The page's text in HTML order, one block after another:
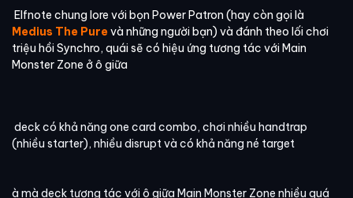
Elfnote chung lore với bọn Power Patron (hay còn gọi là
Medius The Purevà những người bạn) và đánh theo lối chơi
triệu hồi Synchro, quái sẽ có hiệu ứng tương tác với Main
Monster Zone ở ô giữa
deck có khả năng one card combo, chơi nhiều handtrap
(nhiều starter), nhiều disrupt và có khả năng né target
à mà deck tương tác với ô giữa Main Monster Zone nhiều quá